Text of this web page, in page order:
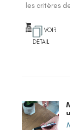
les critères
VOIR
DETAIL